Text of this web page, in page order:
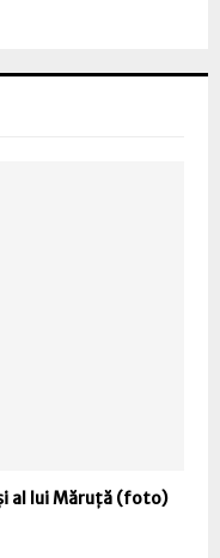
al lui Măruță (foto)